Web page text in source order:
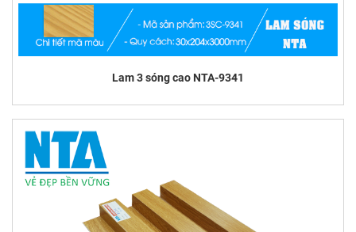
Lam 3 sóng cao NTA-9341